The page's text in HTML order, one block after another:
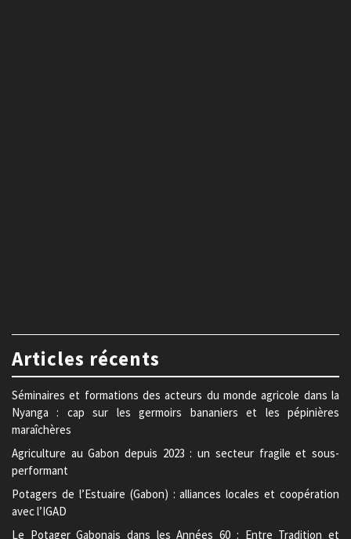
Articles récents
Séminaires et formations des acteurs du monde agricole dans la
Nyanga : cap sur les germoirs bananiers et les pépinières
maraîchères
Agriculture au Gabon depuis 2023 : un secteur fragile et sous-
performant
Potagers de l’Estuaire (Gabon) : alliances locales et coopération
avec l’IGAD
Le Potager Gabonais dans les Années 60 : Entre Tradition et